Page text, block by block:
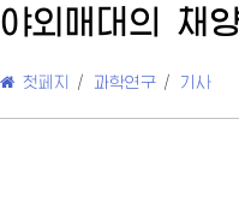
야외매대의 채
첫페지 / 과학연구 / 기사